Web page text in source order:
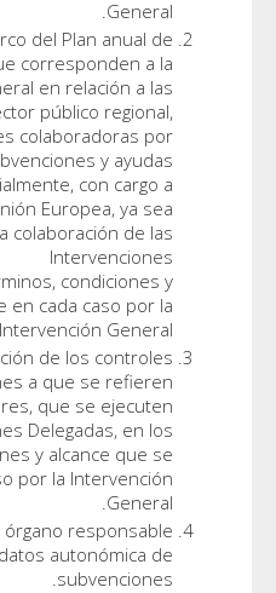
Desarrollar, en el marco
control, las funciones que
Intervención General
entidades del sector
beneficiarios y entidades
razón de las
concedidas, total o
fondos de la Unión
directamente o con la
Delegadas, en los
alcance que se determine en
Realizar la coordinación
financieros de subvenciones a
los párrafos a) y b) anteriores,
por las Intervenciones
términos, condiciones y
determine en su caso por
Las que sean propias del
funcional de la base de datos